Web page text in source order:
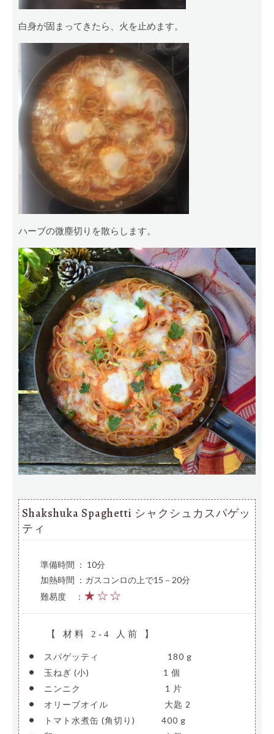
白身が固まってきたら、火を止めます。
ハーブの微塵切りを散らします。
Shakshuka Spaghetti シャクシュカスパゲッ
ティ
準備時間 ： 10分
加熱時間 ：ガスコンロの上で15－20分
難易度
： ★☆☆
【 材料 2-4 人前 】
• スパゲッティ 180 g
• 玉ねぎ (小) 1 個
• ニンニク 1 片
• オリーブオイル 大匙 2
• トマト水煮缶 (角切り) 400 g